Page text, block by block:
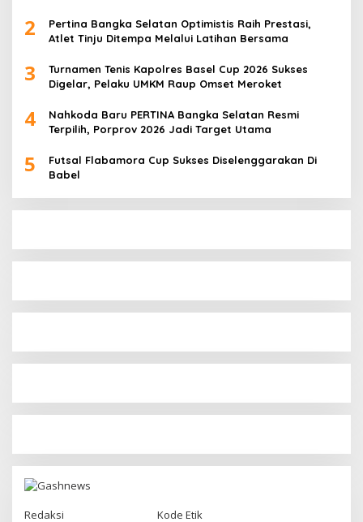
2
Pertina Bangka Selatan Optimistis Raih Prestasi,
Atlet Tinju Ditempa Melalui Latihan Bersama
3
Turnamen Tenis Kapolres Basel Cup 2026 Sukses
Digelar, Pelaku UMKM Raup Omset Meroket
4
Nahkoda Baru PERTINA Bangka Selatan Resmi
Terpilih, Porprov 2026 Jadi Target Utama
5
Futsal Flabamora Cup Sukses Diselenggarakan Di
Babel
Redaksi Kode Etik